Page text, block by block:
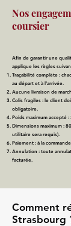
Nos
coursier
Afin de garantir une
applique les règles
Traçabilité complète :
au départ et à l’arrivée.
Aucune livraison de
Colis fragiles : le client
obligatoire.
Poids maximum accepté :
Dimensions maximum :
utilitaire sera requis).
Paiement : à la
Annulation : toute
facturée.
Comment
Strasbourg